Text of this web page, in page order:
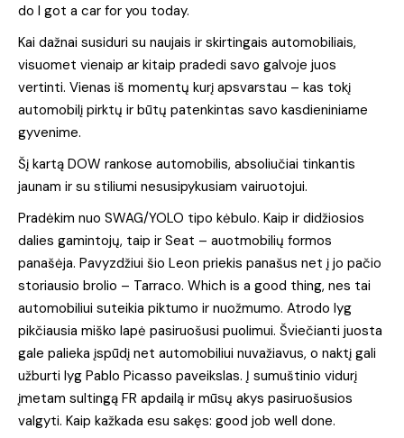
do I got a car for you today.
Kai dažnai susiduri su naujais ir skirtingais automobiliais,
visuomet vienaip ar kitaip pradedi savo galvoje juos
vertinti. Vienas iš momentų kurį apsvarstau – kas tokį
automobilį pirktų ir būtų patenkintas savo kasdieniniame
gyvenime.
Šį kartą DOW rankose automobilis, absoliučiai tinkantis
jaunam ir su stiliumi nesusipykusiam vairuotojui.
Pradėkim nuo SWAG/YOLO tipo kėbulo. Kaip ir didžiosios
dalies gamintojų, taip ir Seat – auotmobilių formos
panašėja. Pavyzdžiui šio Leon priekis panašus net į jo pačio
storiausio brolio – Tarraco. Which is a good thing, nes tai
automobiliui suteikia piktumo ir nuožmumo. Atrodo lyg
pikčiausia miško lapė pasiruošusi puolimui. Šviečianti juosta
gale palieka įspūdį net automobiliui nuvažiavus, o naktį gali
užburti lyg Pablo Picasso paveikslas. Į sumuštinio vidurį
įmetam sultingą FR apdailą ir mūsų akys pasiruošusios
valgyti. Kaip kažkada esu sakęs: good job well done.